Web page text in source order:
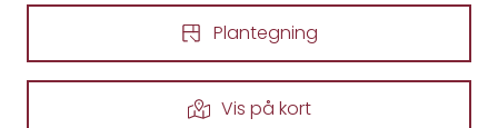
Plantegning
Vis på kort